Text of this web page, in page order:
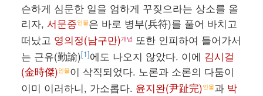
슨하게 심문한 일을 엄하게 꾸짖으라는 상소를 올
리자, 서문중인물은 바로 병부(兵符)를 풀어 바치고
떠났고 영의정(남구만)개념 또한 인피하여 들어가서
는 근유(勤諭)[1]에도 나오지 않았다. 이에 김시걸
(金時傑)인물이 삭직되었다. 노론과 소론의 다툼이
이미 이러하니, 가소롭다. 윤지완(尹趾完)인물과 박